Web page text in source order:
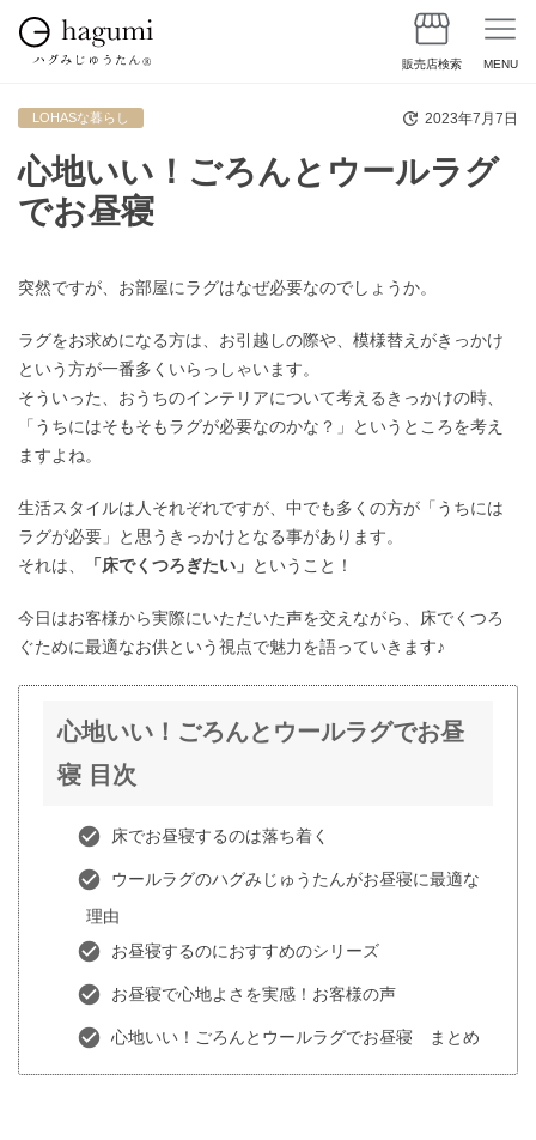
販売店検索 MENU
心地いい！ごろんとウールラグ
でお昼寝
LOHASな暮らし 2023年7月7日
突然ですが、お部屋にラグはなぜ必要なのでしょうか。
ラグをお求めになる方は、お引越しの際や、模様替えがきっかけ
という方が一番多くいらっしゃいます。
そういった、おうちのインテリアについて考えるきっかけの時、
「うちにはそもそもラグが必要なのかな？」というところを考え
ますよね。
生活スタイルは人それぞれですが、中でも多くの方が「うちには
ラグが必要」と思うきっかけとなる事があります。
それは、
「床でくつろぎたい」 ということ！
今日はお客様から実際にいただいた声を交えながら、床でくつろ
ぐために最適なお供という視点で魅力を語っていきます♪
心地いい！ごろんとウールラグでお昼
寝 目次
床でお昼寝するのは落ち着く
ウールラグのハグみじゅうたんがお昼寝に最適な
理由
お昼寝するのにおすすめのシリーズ
お昼寝で心地よさを実感！お客様の声
心地いい！ごろんとウールラグでお昼寝 まとめ